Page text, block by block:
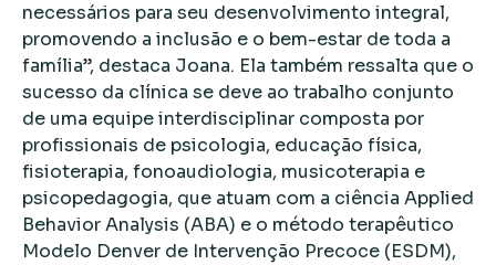
necessários para seu desenvolvimento integral,
promovendo a inclusão e o bem-estar de toda a
família”, destaca Joana. Ela também ressalta que o
sucesso da clínica se deve ao trabalho conjunto
de uma equipe interdisciplinar composta por
profissionais de psicologia, educação física,
fisioterapia, fonoaudiologia, musicoterapia e
psicopedagogia, que atuam com a ciência Applied
Behavior Analysis (ABA) e o método terapêutico
Modelo Denver de Intervenção Precoce (ESDM),